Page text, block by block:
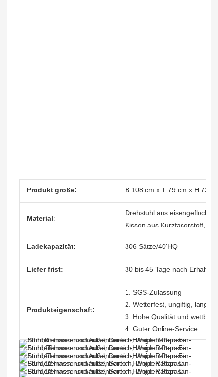
Produkt größe: B 108 cm x T 79 cm x H 72
Material:
Drehstuhl aus
Kissen aus Kurzfaserstoff,
Ladekapazität: 306 Sätze/40'HQ
Liefer frist: 30 bis 45 Tage nach Erhalt
Produkteigenschaft:
1. SGS-Zulassung
2. Wetterfest, ungiftig,
3. Hohe Qualität und
4. Guter Online-Service